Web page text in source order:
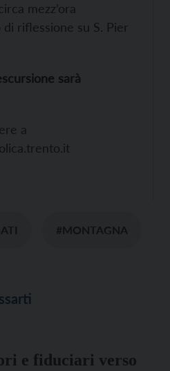
mezz’ora
riflessione su S. Pier
sarà
a
#MONTAGNA
e fiduciari verso